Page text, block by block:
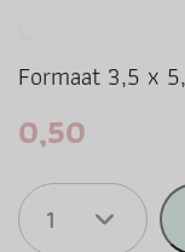
Formaat 3,5 x
0,50
1